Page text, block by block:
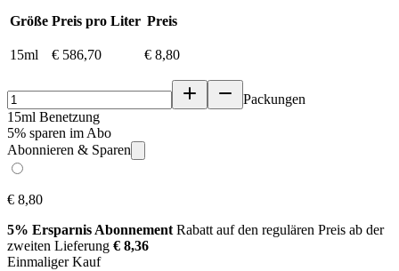
Größe Preis pro Liter Preis
15ml € 586,70 € 8,80
Packungen
15ml Benetzung
5% sparen im Abo
Abonnieren & Sparen
€ 8,80
5% Ersparnis AbonnementRabatt auf den regulären Preis ab der
zweiten Lieferung € 8,36
Einmaliger Kauf